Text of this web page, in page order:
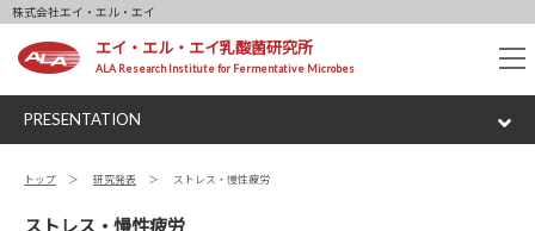
株式会社エイ・エル・エイ
エイ・エル・エイ乳酸菌研究所
ALA Research Institute for Fermentative Microbes
PRESENTATION
トップ 研究発表 ストレス・慢性疲労
ストレス・慢性疲労